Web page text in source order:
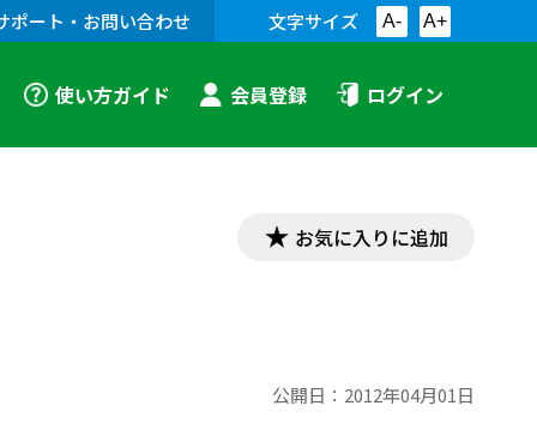
ポート・お問い合わせ 文字サイズ A- A+
使い方ガイド 会員登録 ログイン
お気に入りに追加
公開日： 2012年04月01日